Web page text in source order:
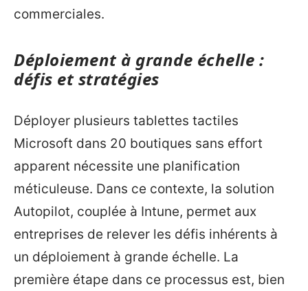
commerciales.
Déploiement à grande échelle :
défis et stratégies
Déployer plusieurs tablettes tactiles
Microsoft dans 20 boutiques sans effort
apparent nécessite une planification
méticuleuse. Dans ce contexte, la solution
Autopilot, couplée à Intune, permet aux
entreprises de relever les défis inhérents à
un déploiement à grande échelle. La
première étape dans ce processus est, bien